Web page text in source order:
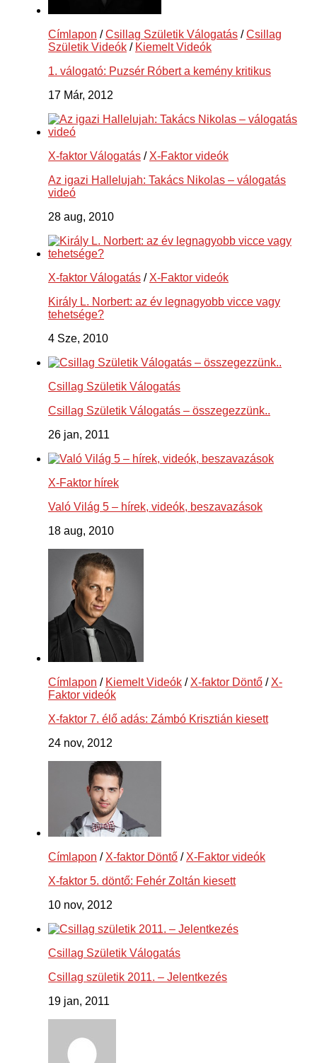
Címlapon /Csillag Születik Válogatás /Csillag
Születik Videók / Kiemelt Videók
1. válogató: Puzsér Róbert a kemény kritikus
17 Már, 2012
X-faktor Válogatás / X-Faktor videók
Az igazi Hallelujah: Takács Nikolas – válogatás
videó
28 aug, 2010
X-faktor Válogatás / X-Faktor videók
Király L. Norbert: az év legnagyobb vicce vagy
tehetsége?
4 Sze, 2010
Csillag Születik Válogatás
Csillag Születik Válogatás – összegezzünk..
26 jan, 2011
X-Faktor hírek
Való Világ 5 – hírek, videók, beszavazások
18 aug, 2010
Címlapon / Kiemelt Videók / X-faktor Döntő / X-
Faktor videók
X-faktor 7. élő adás: Zámbó Krisztián kiesett
24 nov, 2012
Címlapon / X-faktor Döntő / X-Faktor videók
X-faktor 5. döntő: Fehér Zoltán kiesett
10 nov, 2012
Csillag Születik Válogatás
Csillag születik 2011. – Jelentkezés
19 jan, 2011